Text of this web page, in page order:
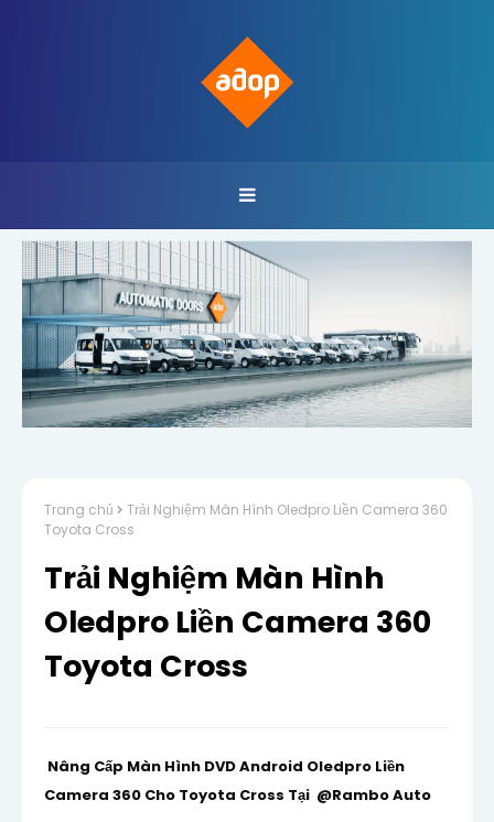
Trang chủ
Trải Nghiệm Màn Hình Oledpro Liền Camera 360
Toyota Cross
Trải Nghiệm Màn Hình
Oledpro Liền Camera 360
Toyota Cross
Nâng Cấp Màn Hình DVD Android Oledpro Liền
Camera 360 Cho Toyota Cross Tại  @Rambo Auto